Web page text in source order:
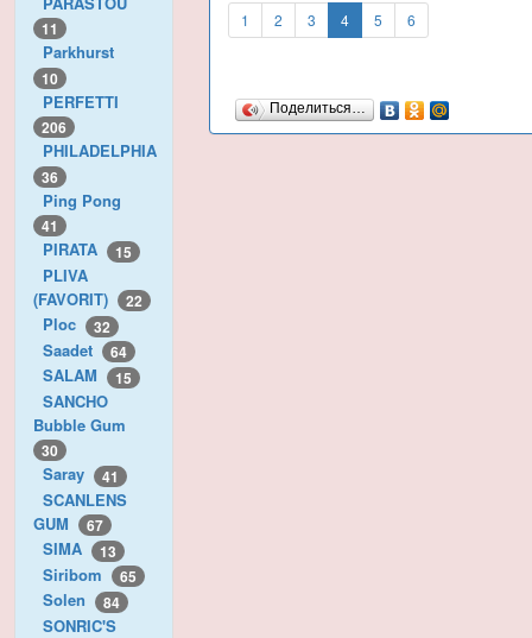
11
Parkhurst
10
PERFETTI
206
PHILADELPHIA
36
Ping Pong
41
PIRATA 15
PLIVA
(FAVORIT)
22
Ploc 32
Saadet 64
SALAM 15
SANCHO
Bubble Gum
30
Saray 41
SCANLENS
GUM
67
SIMA 13
Siribom 65
Solen 84
SONRIC'S
1 2 3 4 5 6
Поделиться…